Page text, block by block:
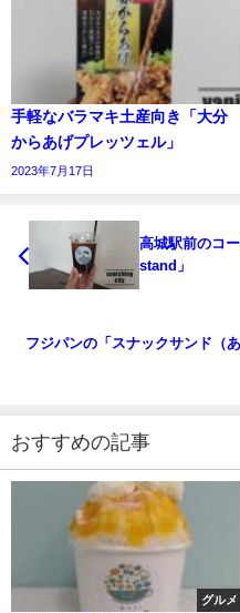
手軽なバラマキ土産向き「大分
からあげプレッツェル」
2023年7月17日
高城駅前のコ
stand」
フジパンの「スナックサンド（
おすすめの記事
グルメ